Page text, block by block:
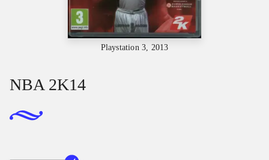
Playstation 3, 2013
NBA 2K14